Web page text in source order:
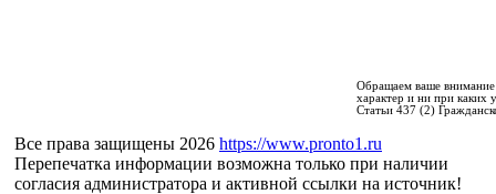
Обращаем ваше
характер и ни при каких
Статьи 437 (2)
Все права защищены 2026 https://www.pronto1.ru
Перепечатка информации возможна только при наличии
согласия администратора и активной ссылки на источник!